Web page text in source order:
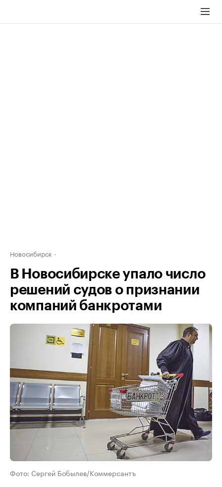
Новосибирск
В Новосибирске упало число
решений судов о признании
компаний банкротами
Фото: Сергей Бобылев/Коммерсантъ